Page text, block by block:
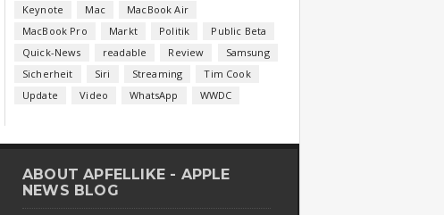
Keynote
Mac
MacBook Air
MacBook Pro
Markt Politik
Public Beta
Quick-News
readable Review
Samsung
Sicherheit
Siri Streaming
Tim Cook
Update
Video WhatsApp WWDC
ABOUT APFELLIKE - APPLE
NEWS BLOG